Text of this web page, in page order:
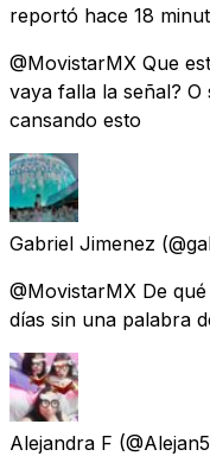
reportó hace 18
@MovistarMX Que
vaya falla la señal?
cansando esto
Gabriel Jimenez
@MovistarMX De
días sin una palabra
Alejandra F